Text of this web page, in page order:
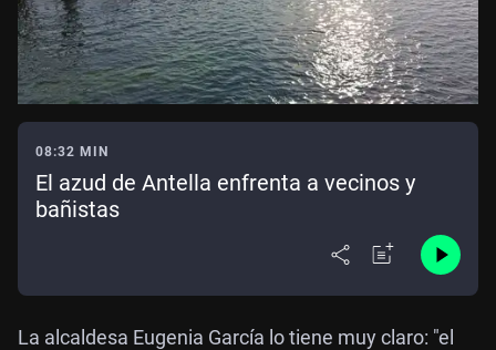
08:32 MIN
El azud de Antella enfrenta a vecinos y
bañistas
La alcaldesa Eugenia García lo tiene muy claro: "el